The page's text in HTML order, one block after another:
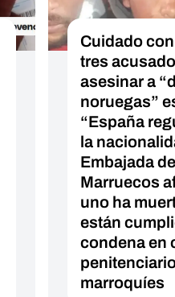
Cuidado
tres
asesinar a
noruegas”
“España
la
Embajada de
Marruecos
uno ha
están
condena en
marroquíes